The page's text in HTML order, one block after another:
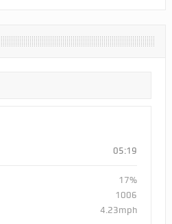
05:19
17%
1006
4.23mph